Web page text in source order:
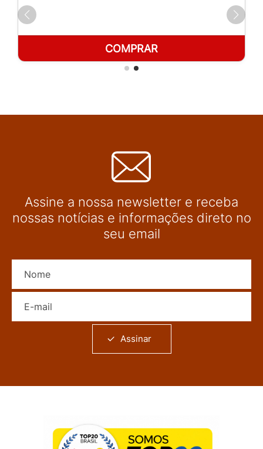
COMPRAR
Assine a nossa newsletter e receba
nossas notícias e informações direto no
seu email
Assinar